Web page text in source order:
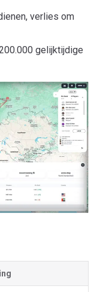
verlies om
gelijktijdige